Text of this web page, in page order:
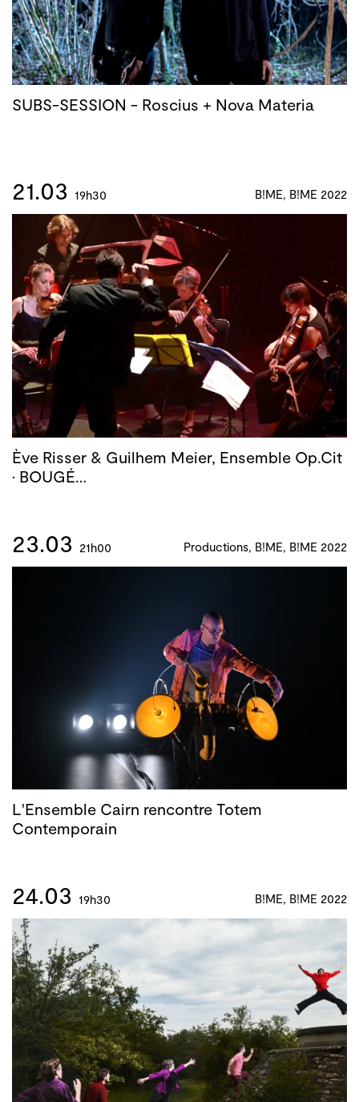
SUBS-SESSION - Roscius + Nova Materia
21.03 19h30 B!ME, B!ME 2022
Ève Risser & Guilhem Meier, Ensemble Op.Cit
· BOUGÉ…
23.03 21h00 Productions, B!ME, B!ME 2022
L'Ensemble Cairn rencontre Totem
Contemporain
24.03 19h30 B!ME, B!ME 2022